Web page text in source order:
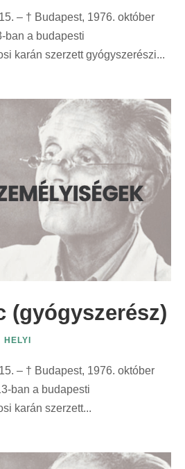
– † Budapest, 1976. október
ban a budapesti
karán szerzett gyógyszerészi...
(gyógyszerész)
HELYI
– † Budapest, 1976. október
ban a budapesti
karán szerzett...